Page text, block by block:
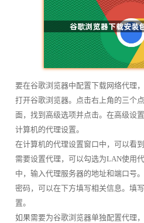
要在谷歌浏览器中配置下载网络代理
打开谷歌浏览器。点击右上角的三个
面，找到高级选项并点击。在高级设
计算机的代理设置。
在计算机的代理设置窗口中，可以看到
需要设置代理，可以勾选为LAN使用
中，输入代理服务器的地址和端口号
密码，可以在下方填写相关信息。填
置。
如果需要为谷歌浏览器单独配置代理